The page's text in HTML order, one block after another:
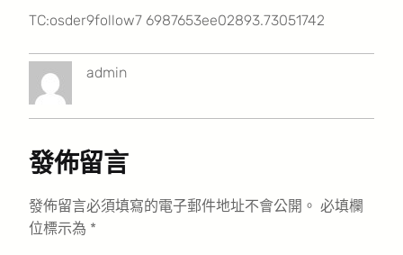
TC:osder9follow7 6987653ee02893.73051742
admin
發佈留言
發佈留言必須填寫的電子郵件地址不會公開。 必填欄
位標示為 *